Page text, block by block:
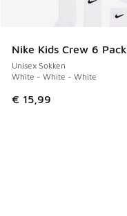
Nike Kids Crew 6 Pack
Unisex Sokken
White - White - White
€ 15,99